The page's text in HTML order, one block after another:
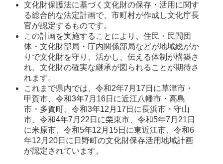
文化財保護法に基づく文化財の保存・活用に関す
る総合的な法定計画で、市町村が作成し文化庁長
官が認定するものです。
この計画を実施することにより、住民・民間団
体・文化財部局・庁内関係部局などが地域総がか
りで文化財を守り、活かし、伝える体制が構築さ
れ、文化財の確実な継承が図られることが期待さ
れます。
これまで県内では、令和2年7月17日に草津市・
甲賀市、令和3年7月16日に近江八幡市・高島
市・多賀町、令和3年12月17日に長浜市・守山
市、令和4年7月22日に栗東市、令和5年7月21日
に米原市、令和5年12月15日に東近江市、令和6
年12月20日に日野町の文化財保存活用地域計画
が認定されています。